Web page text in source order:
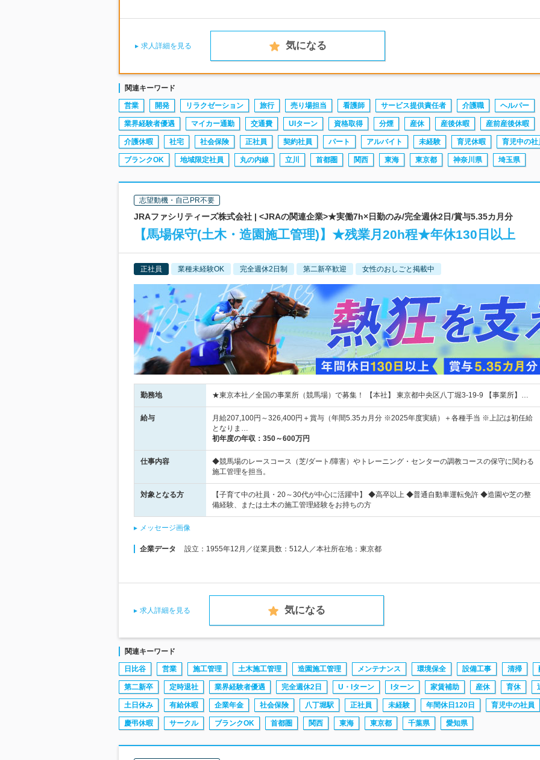
求人詳細を見る 気になる
関連キーワード
営業 開発 リラクゼーション 旅行 売り場担当 看護師 サービス提供責任者 介護職 ヘルパー
業界経験者優遇 マイカー通勤 交通費 UIターン 資格取得 分煙 産休 産後休暇 産前産後休暇
介護休暇 社宅 社会保険 正社員 契約社員 パート アルバイト 未経験 育児休暇 育児中の社
ブランクOK 地域限定社員 丸の内線 立川 首都圏 関西 東海 東京都 神奈川県 埼玉県
志望動機・自己PR不要
JRAファシリティーズ株式会社 | <JRAの関連企業>★実働7h×日勤のみ/完全週休2日/賞与5.35カ月分
【馬場保守(土木・造園施工管理)】★残業月20h程★年休130日以上
正社員 業種未経験OK 完全週休2日制 第二新卒歓迎 女性のおしごと掲載中
勤務地 ★東京本社／全国の事業所（競馬場）で募集！ 【本社】 東京都中央区八丁堀3-19-9 【事業所】…
給与
月給207,100円～326,400円＋賞与（年間5.35カ月分 ※2025年度実績）＋各種手当 ※上記は初任給
となりま…
初年度の年収： 350～600万円
仕事内容
◆競馬場のレースコース（芝/ダート/障害）やトレーニング・センターの調教コースの保守に関わる
施工管理を担当。
対象となる方
【子育て中の社員・20～30代が中心に活躍中】 ◆高卒以上 ◆普通自動車運転免許 ◆造園や芝の整
備経験、または土木の施工管理経験をお持ちの方
メッセージ画像
企業データ 設立：1955年12月／従業員数：512人／本社所在地：東京都
求人詳細を見る 気になる
関連キーワード
日比谷 営業 施工管理 土木施工管理 造園施工管理 メンテナンス 環境保全 設備工事 清掃
第二新卒 定時退社 業界経験者優遇 完全週休2日 U・Iターン Iターン 家賃補助 産休 育休
土日休み 有給休暇 企業年金 社会保険 八丁堀駅 正社員 未経験 年間休日120日 育児中の社員
慶弔休暇 サークル ブランクOK 首都圏 関西 東海 東京都 千葉県 愛知県